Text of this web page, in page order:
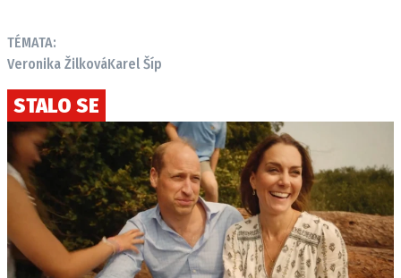
TÉMATA:
Veronika ŽilkováKarel Šíp
STALO SE